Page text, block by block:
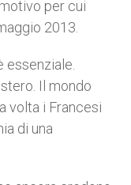
per cui
2013.
essenziale.
Il mondo
volta i Francesi
di una